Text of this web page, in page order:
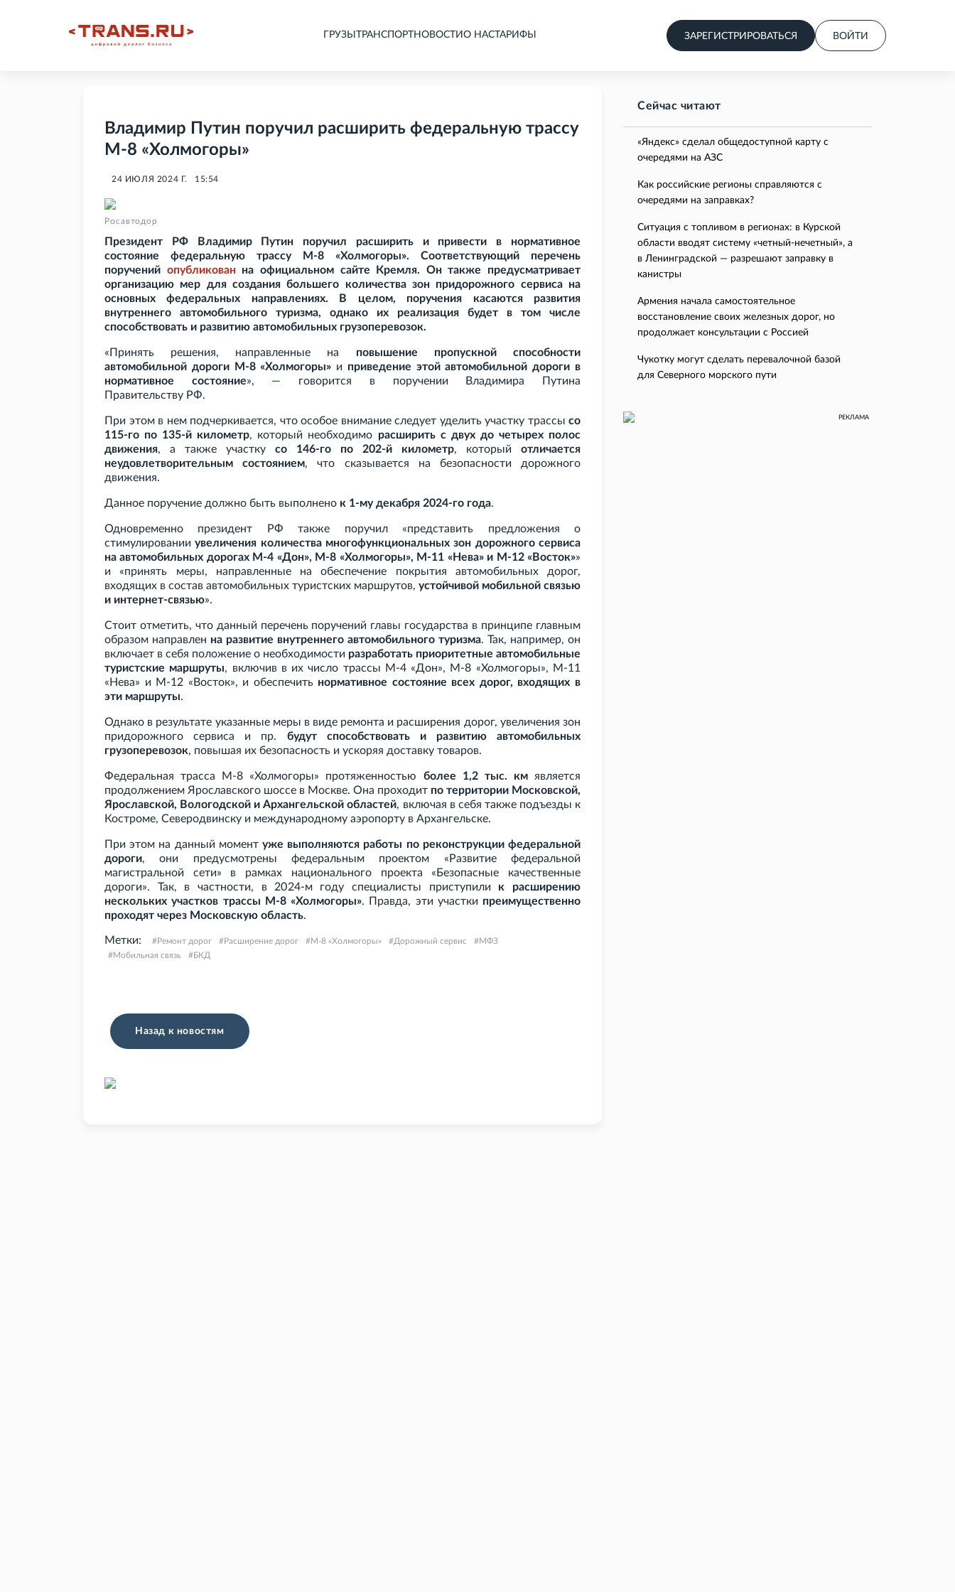
ГРУЗЫ ТРАНСПОРТНОВОСТИ О НАСТАРИФЫ ЗАРЕГИСТРИРОВАТЬСЯ ВОЙТИ
Владимир Путин поручил расширить федеральную трассу
М-8 «Холмогоры»
24 ИЮЛЯ 2024 Г. 15:54
Росавтодор
Президент РФ Владимир Путин поручил расширить и привести в нормативное
состояние федеральную трассу М-8 «Холмогоры». Соответствующий перечень
поручений опубликованна официальном сайте Кремля. Он также предусматривает
организацию мер для создания большего количества зон придорожного сервиса на
основных федеральных направлениях. В целом, поручения касаются развития
внутреннего автомобильного туризма, однако их реализация будет в том числе
способствовать и развитию автомобильных грузоперевозок.
«Принять решения, направленные на повышение пропускной способности
автомобильной дороги М-8 «Холмогоры» и приведение этой автомобильной дороги в
нормативное состояние», — говорится в поручении Владимира Путина
Правительству РФ.
При этом в нем подчеркивается, что особое внимание следует уделить участку трассы со
115-го по 135-й километр, который необходимо расширить с двух до четырех полос
движения, а также участку со 146-го по 202-й километр, который отличается
неудовлетворительным состоянием, что сказывается на безопасности дорожного
движения.
Данное поручение должно быть выполнено к 1-му декабря 2024-го года.
Одновременно президент
РФ также поручил «представить предложения о
стимулированииувеличения количества многофункциональных зон дорожного сервиса
на автомобильных дорогах М-4 «Дон», М-8 «Холмогоры», М-11 «Нева» и М-12 «Восток»»
и «принять меры, направленные на обеспечение покрытия автомобильных дорог,
входящих в состав автомобильных туристских маршрутов, устойчивой мобильной связью
и интернет-связью».
Стоит отметить, что данный перечень поручений главы государства в принципе главным
образом направлен на развитие внутреннего автомобильного туризма. Так, например, он
включает в себя положение о необходимости разработать приоритетные автомобильные
туристские маршруты, включив в их число трассы М-4 «Дон», М-8 «Холмогоры», М-11
«Нева» и М-12 «Восток», и обеспечить нормативное состояние всех дорог, входящих в
эти маршруты.
Однако в результате указанные меры в виде ремонта и расширения дорог, увеличения зон
придорожного сервиса и
пр. будут способствовать и развитию автомобильных
грузоперевозок, повышая их безопасность и ускоряя доставку товаров.
Федеральная трасса М-8 «Холмогоры» протяженностью более 1,2 тыс. кмявляется
продолжением Ярославского шоссе в Москве. Она проходит по территории Московской,
Ярославской, Вологодской и Архангельской областей, включая в себя также подъезды к
Костроме, Северодвинску и международному аэропорту в Архангельске.
При этом на данный момент уже выполняются работы по реконструкции федеральной
дороги, они предусмотрены федеральным проектом «Развитие федеральной
магистральной сети» в рамках национального проекта «Безопасные качественные
дороги». Так, в частности, в 2024-м году специалисты приступили к расширению
нескольких участков трассы М-8 «Холмогоры». Правда, эти участки преимущественно
проходят через Московскую область.
Метки: Ремонт дорог Расширение дорог М-8 «Холмогоры» Дорожный сервис
МФЗ
Мобильная связь
БКД
Назад к новостям
Сейчас читают
«Яндекс» сделал общедоступной карту с
очередями на АЗС
Как российские регионы справляются с
очередями на заправках?
Ситуация с топливом в регионах: в Курской
области вводят систему «четный-нечетный», а
в Ленинградской — разрешают заправку в
канистры
Армения начала самостоятельное
восстановление своих железных дорог, но
продолжает консультации с Россией
Чукотку могут сделать перевалочной базой
для Северного морского пути
РЕКЛАМА